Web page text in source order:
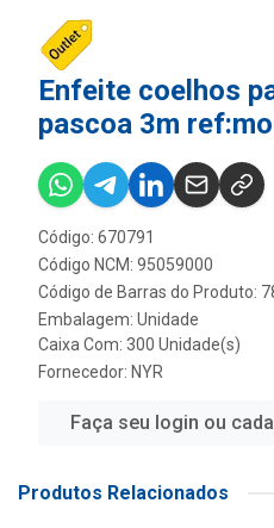
Enfeite coelhos
pascoa 3m
Código: 670791
Código NCM: 95059000
Código de Barras do Produto:
Embalagem: Unidade
Caixa Com: 300 Unidade(s)
Fornecedor: NYR
Faça seu login ou
Produtos Relacionados